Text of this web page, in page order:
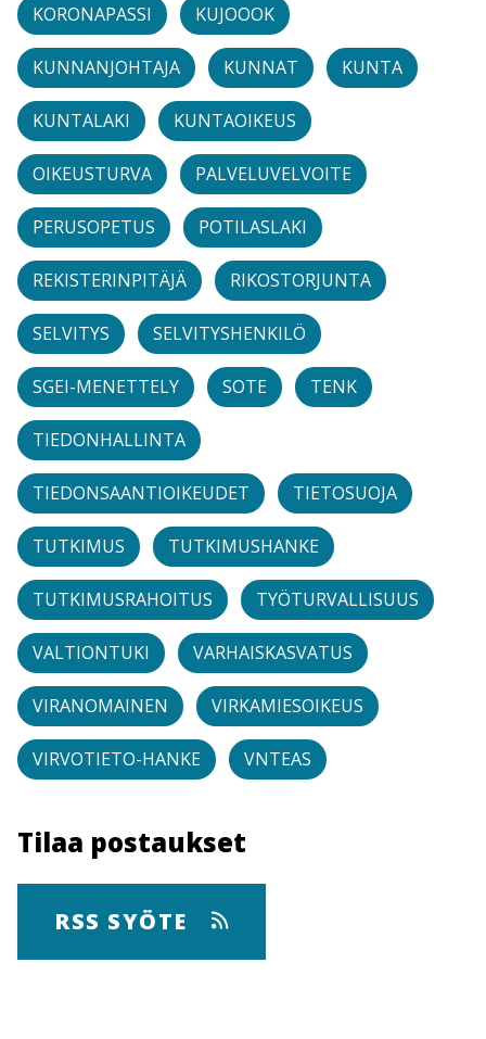
KORONAPASSI KUJOOOK
KUNNANJOHTAJA KUNNAT KUNTA
KUNTALAKI KUNTAOIKEUS
OIKEUSTURVA PALVELUVELVOITE
PERUSOPETUS POTILASLAKI
REKISTERINPITÄJÄ RIKOSTORJUNTA
SELVITYS SELVITYSHENKILÖ
SGEI-MENETTELY SOTE TENK
TIEDONHALLINTA
TIEDONSAANTIOIKEUDET TIETOSUOJA
TUTKIMUS TUTKIMUSHANKE
TUTKIMUSRAHOITUS TYÖTURVALLISUUS
VALTIONTUKI VARHAISKASVATUS
VIRANOMAINEN VIRKAMIESOIKEUS
VIRVOTIETO-HANKE VNTEAS
Tilaa postaukset
RSS SYÖTE